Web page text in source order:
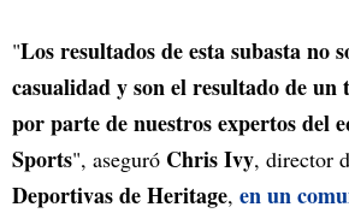
"Los resultados de esta subasta no
casualidad y son el resultado de un
por parte de nuestros expertos del
Sports", aseguró Chris Ivy, director
Deportivas de Heritage, en un